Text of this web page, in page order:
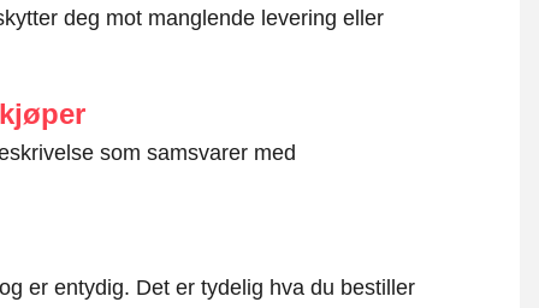
deg mot manglende levering eller
som samsvarer med
er entydig. Det er tydelig hva du bestiller